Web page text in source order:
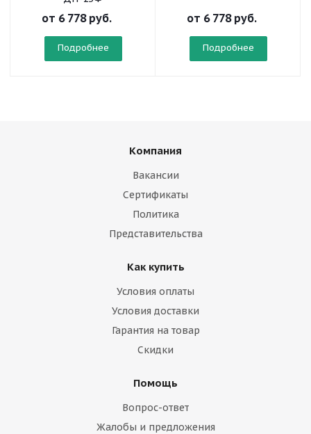
от 6 778 руб.
Подробнее
от 6 778 руб.
Подробнее
Компания
Вакансии
Сертификаты
Политика
Представительства
Как купить
Условия оплаты
Условия доставки
Гарантия на товар
Скидки
Помощь
Вопрос-ответ
Жалобы и предложения